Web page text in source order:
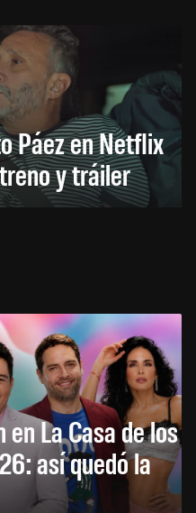
Páez en Netflix
y tráiler
La Casa de los
así quedó la